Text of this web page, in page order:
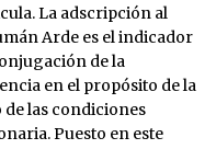
La adscripción al
Arde es el indicador
de la
en el propósito de la
las condiciones
Puesto en este